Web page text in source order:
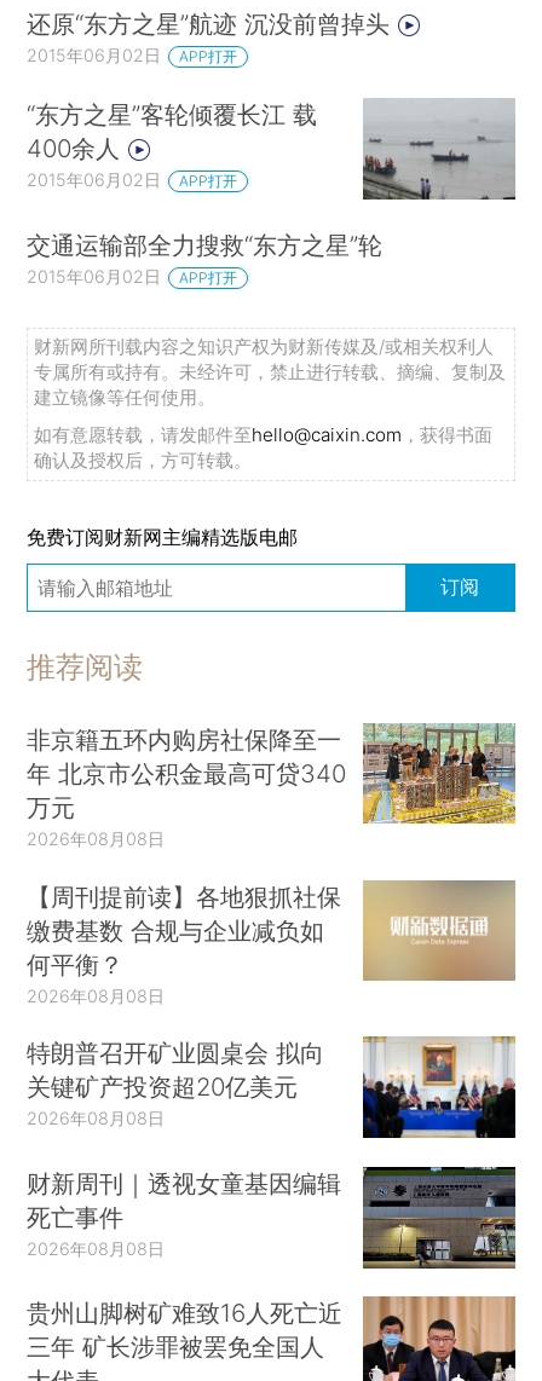
还原“东方之星”航迹 沉没前曾掉头
2015年06月02日 APP打开
“东方之星”客轮倾覆长江 载
400余人
2015年06月02日 APP打开
交通运输部全力搜救“东方之星”轮
2015年06月02日 APP打开
财新网所刊载内容之知识产权为财新传媒及/或相关权利人
专属所有或持有。未经许可，禁止进行转载、摘编、复制及
建立镜像等任何使用。
如有意愿转载，请发邮件至hello@caixin.com ，获得书面
确认及授权后，方可转载。
免费订阅财新网主编精选版电邮
订阅
推荐阅读
非京籍五环内购房社保降至一
年 北京市公积金最高可贷340
万元
2026年08月08日
【周刊提前读】各地狠抓社保
缴费基数 合规与企业减负如
何平衡？
2026年08月08日
特朗普召开矿业圆桌会 拟向
关键矿产投资超20亿美元
2026年08月08日
财新周刊｜透视女童基因编辑
死亡事件
2026年08月08日
贵州山脚树矿难致16人死亡近
三年 矿长涉罪被罢免全国人